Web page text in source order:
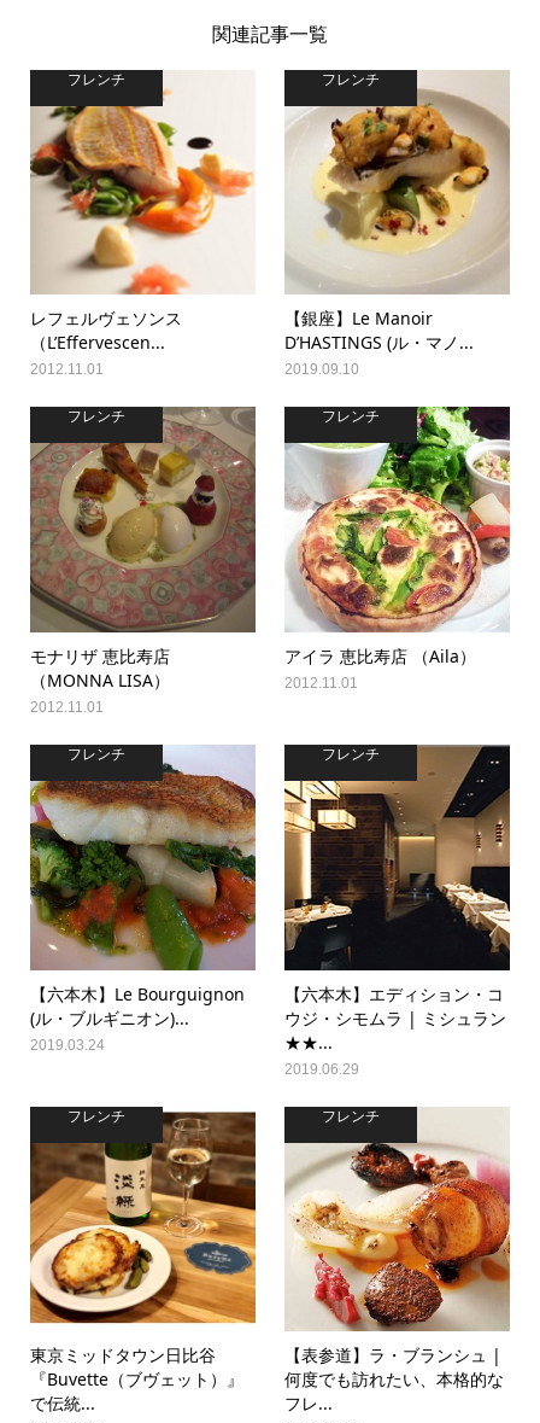
関連記事一覧
フレンチ
レフェルヴェソンス
（L’Effervescen...
2012.11.01
フレンチ
【銀座】Le Manoir
D’HASTINGS (ル・マノ...
2019.09.10
フレンチ
モナリザ 恵比寿店
（MONNA LISA）
2012.11.01
フレンチ
アイラ 恵比寿店 （Aila）
2012.11.01
フレンチ
【六本木】Le Bourguignon
(ル・ブルギニオン)...
2019.03.24
フレンチ
【六本木】エディション・コ
ウジ・シモムラ | ミシュラン
★★...
2019.06.29
フレンチ
東京ミッドタウン日比谷
『Buvette（ブヴェット）』
で伝統...
フレンチ
【表参道】ラ・ブランシュ |
何度でも訪れたい、本格的な
フレ...